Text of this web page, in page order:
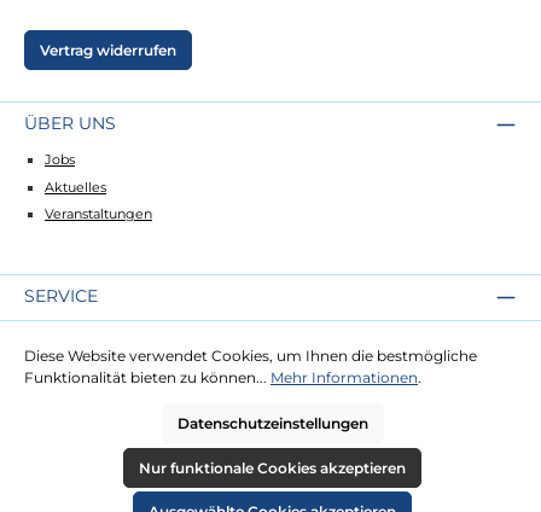
Vertrag widerrufen
ÜBER UNS
Jobs
Aktuelles
Veranstaltungen
SERVICE
Lieferung
Zahlung
RECHTLICHES
Diese Website verwendet Cookies, um Ihnen die bestmögliche
Funktionalität bieten zu können... Mehr Informationen.
Datenschutzeinstellungen
Nur funktionale Cookies akzeptieren